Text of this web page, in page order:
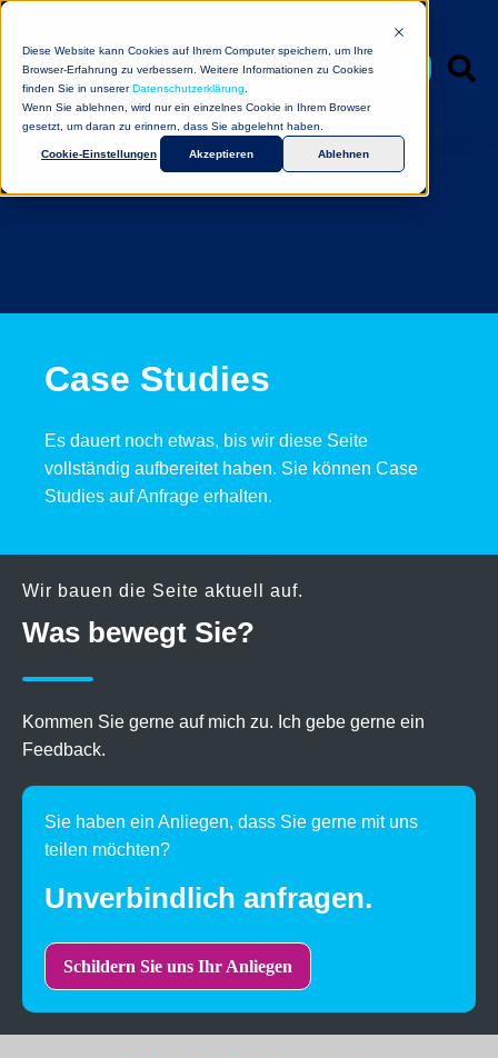
Diese Website kann Cookies auf Ihrem Computer speichern, um Ihre
Browser-Erfahrung zu verbessern. Weitere Informationen zu Cookies
finden Sie in unsererDatenschutzerklärung
Wenn Sie ablehnen, wird nur ein einzelnes Cookie in Ihrem Browser
gesetzt, um daran zu erinnern, dass Sie abgelehnt haben.
Cookie-Einstellungen Akzeptieren Ablehnen
Case Studies
Es dauert noch etwas, bis wir diese Seite
vollständig aufbereitet haben. Sie können Case
Studies auf Anfrage erhalten.
Wir bauen die Seite aktuell auf.
Was bewegt Sie?
Kommen Sie gerne auf mich zu. Ich gebe gerne ein
Feedback.
Sie haben ein Anliegen, dass Sie gerne mit uns
teilen möchten?
Unverbindlich anfragen.
Schildern Sie uns Ihr Anliegen